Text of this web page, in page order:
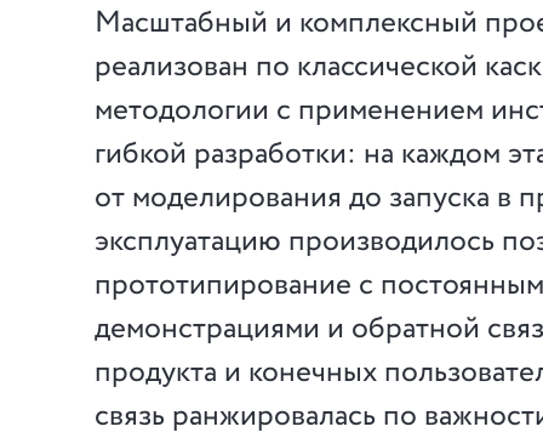
Масштабный и комплексный
реализован по классической
методологии с применением
гибкой разработки: на каждом
от моделирования до запуска
эксплуатацию производилось
прототипирование с
демонстрациями и обратной
продукта и конечных
связь ранжировалась по